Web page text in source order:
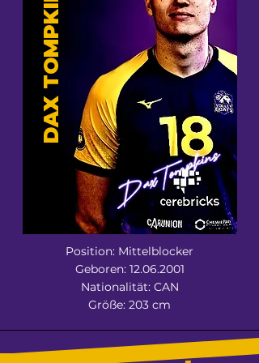
DAX TOMPKINS
Position: Mittelblocker
Geboren: 12.06.2001
Nationalität: CAN
Größe: 203 cm